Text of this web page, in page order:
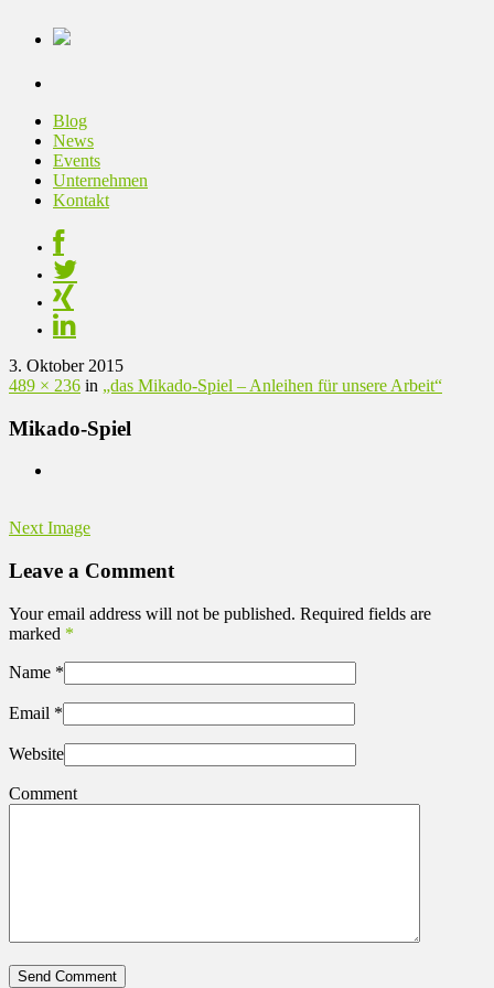
Blog
News
Events
Unternehmen
Kontakt
3. Oktober 2015
489 × 236 in „das Mikado-Spiel – Anleihen für unsere Arbeit“
Mikado-Spiel
Next Image
Leave a Comment
Your email address will not be published. Required fields are
marked *
Name *
Email *
Website
Comment